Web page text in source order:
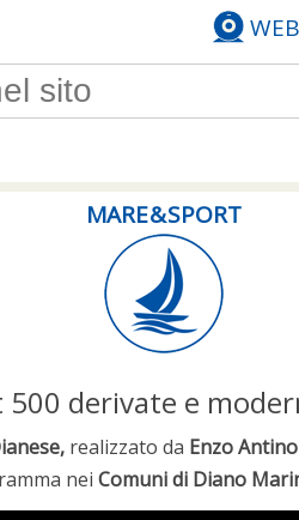
MARE & SPORT
500 derivate e
realizzato da Enzo
nei Comuni di Diano